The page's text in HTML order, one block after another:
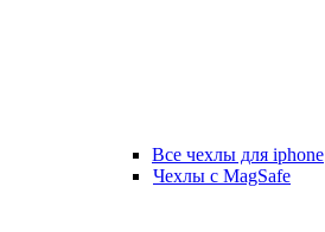
Все чехлы для iphone
Чехлы с MagSafe